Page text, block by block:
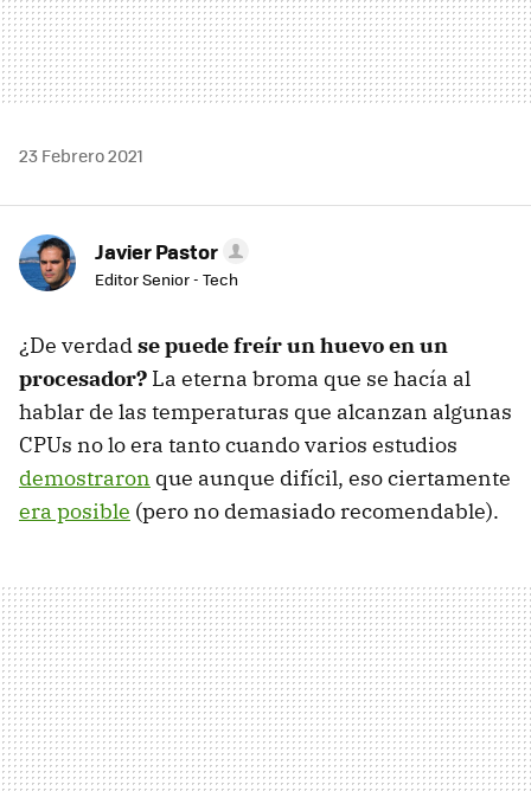
23 Febrero 2021
Javier Pastor
Editor Senior - Tech
¿De verdad se puede freír un huevo en un
procesador? La eterna broma que se hacía al
hablar de las temperaturas que alcanzan algunas
CPUs no lo era tanto cuando varios estudios
demostraron que aunque difícil, eso ciertamente
era posible (pero no demasiado recomendable).